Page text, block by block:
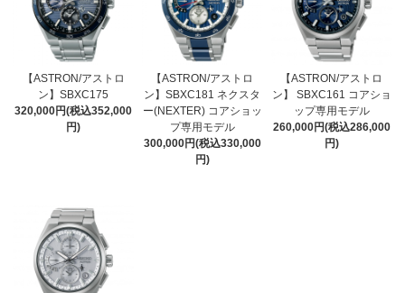
【ASTRON/アストロ
ン】SBXC175
320,000円(税込352,000
円)
【ASTRON/アストロ
ン】SBXC181 ネクスタ
ー(NEXTER) コアショッ
プ専用モデル
300,000円(税込330,000
円)
【ASTRON/アストロ
ン】 SBXC161 コアショ
ップ専用モデル
260,000円(税込286,000
円)